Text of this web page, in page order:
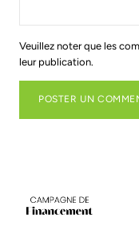
Veuillez noter que les
leur publication.
POSTER UN